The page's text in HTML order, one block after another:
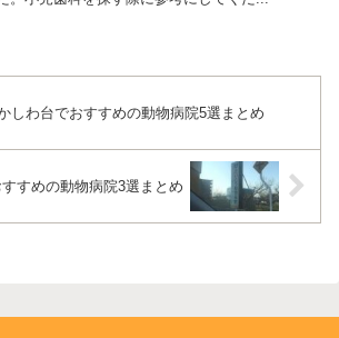
しわ台でおすすめの動物病院5選まとめ
すめの動物病院3選まとめ